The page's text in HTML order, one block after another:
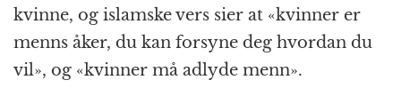
kvinne, og islamske vers sier at «kvinner er
menns åker, du kan forsyne deg hvordan du
vil», og «kvinner må adlyde menn».